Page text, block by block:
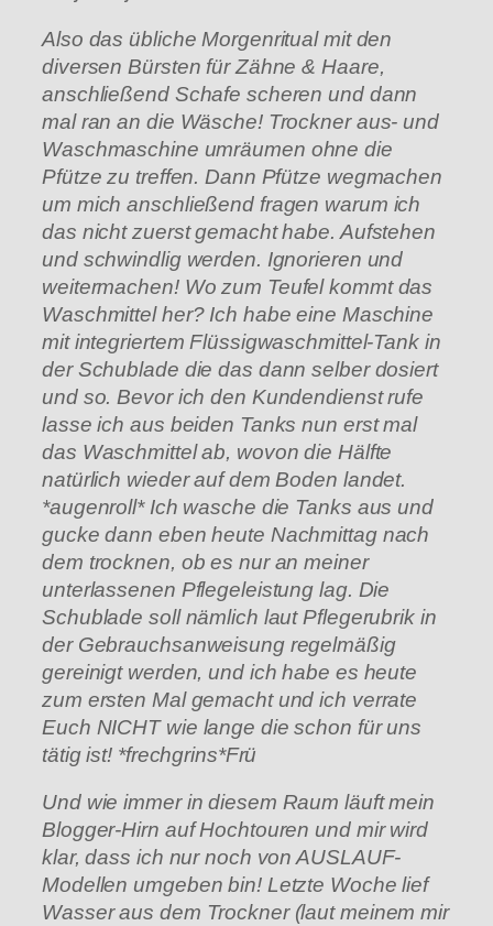
Also das übliche Morgenritual mit den
diversen Bürsten für Zähne & Haare,
anschließend Schafe scheren und dann
mal ran an die Wäsche! Trockner aus- und
Waschmaschine umräumen ohne die
Pfütze zu treffen. Dann Pfütze wegmachen
um mich anschließend fragen warum ich
das nicht zuerst gemacht habe. Aufstehen
und schwindlig werden. Ignorieren und
weitermachen! Wo zum Teufel kommt das
Waschmittel her? Ich habe eine Maschine
mit integriertem Flüssigwaschmittel-Tank in
der Schublade die das dann selber dosiert
und so. Bevor ich den Kundendienst rufe
lasse ich aus beiden Tanks nun erst mal
das Waschmittel ab, wovon die Hälfte
natürlich wieder auf dem Boden landet.
*augenroll* Ich wasche die Tanks aus und
gucke dann eben heute Nachmittag nach
dem trocknen, ob es nur an meiner
unterlassenen Pflegeleistung lag. Die
Schublade soll nämlich laut Pflegerubrik in
der Gebrauchsanweisung regelmäßig
gereinigt werden, und ich habe es heute
zum ersten Mal gemacht und ich verrate
Euch NICHT wie lange die schon für uns
tätig ist! *frechgrins*Frü
Und wie immer in diesem Raum läuft mein
Blogger-Hirn auf Hochtouren und mir wird
klar, dass ich nur noch von AUSLAUF-
Modellen umgeben bin! Letzte Woche lief
Wasser aus dem Trockner (laut meinem mir